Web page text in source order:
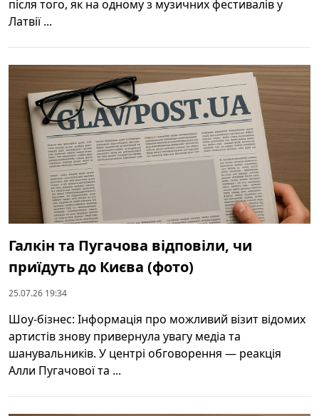
після того, як на одному з музичних фестивалів у
Латвії ...
Галкін та Пугачова відповіли, чи
приїдуть до Києва (фото)
25.07.26 19:34
Шоу-бізнес: Інформація про можливий візит відомих
артистів знову привернула увагу медіа та
шанувальників. У центрі обговорення — реакція
Алли Пугачової та ...